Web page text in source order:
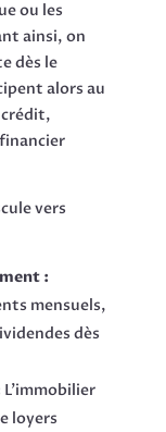
ou les
ainsi, on
dès le
alors au
vers
:
mensuels,
dès
L’immobilier
loyers